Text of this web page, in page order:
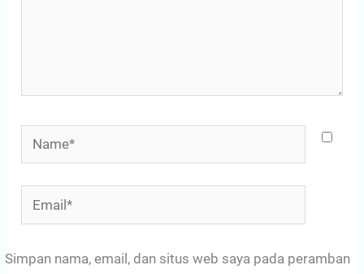
Name*
Email*
Simpan nama, email, dan situs web saya pada peramban